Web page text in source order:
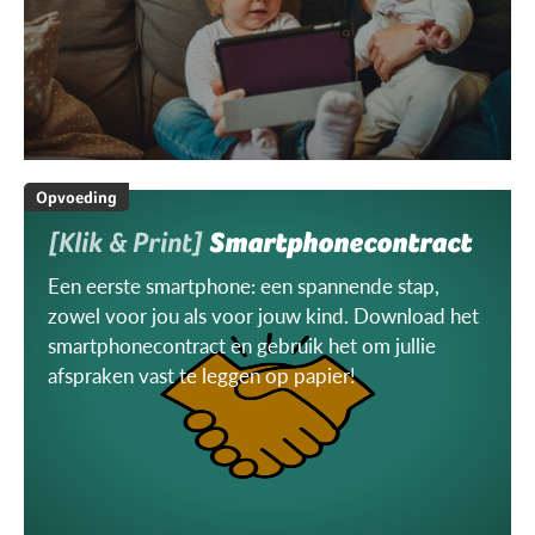
Opvoeding
[Klik & Print]Smartphonecontract
Een eerste smartphone: een spannende stap,
zowel voor jou als voor jouw kind. Download het
smartphonecontract en gebruik het om jullie
afspraken vast te leggen op papier!